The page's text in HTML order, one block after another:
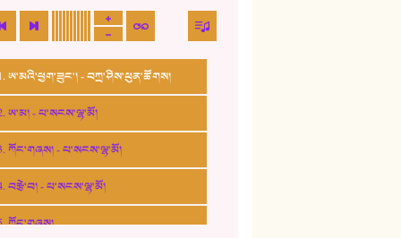
ཨ་མའི་ཕྱག་ཟུང་། - བཀྲ་ཤིས་ཕུན་ཚོགས།
ཨ་མ། - པ་སངས་ལྷ་མོ།
ཀོང་གཞས། - པ་སངས་ལྷ་མོ།
བརྩེ་བ། - པ་སངས་ལྷ་མོ།
ཀོང་གཞས།